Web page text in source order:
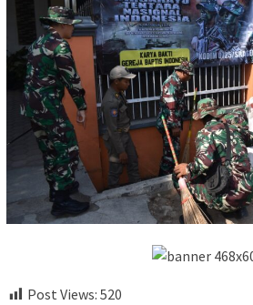
Post Views: 520